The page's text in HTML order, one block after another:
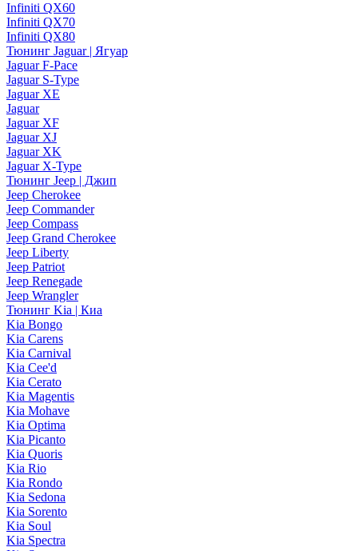
Infiniti QX60
Infiniti QX70
Infiniti QX80
Тюнинг Jaguar | Ягуар
Jaguar F-Pace
Jaguar S-Type
Jaguar XE
Jaguar
Jaguar XF
Jaguar XJ
Jaguar XK
Jaguar X-Type
Тюнинг Jeep | Джип
Jeep Cherokee
Jeep Commander
Jeep Compass
Jeep Grand Cherokee
Jeep Liberty
Jeep Patriot
Jeep Renegade
Jeep Wrangler
Тюнинг Kia | Киа
Kia Bongo
Kia Carens
Kia Carnival
Kia Cee'd
Kia Cerato
Kia Magentis
Kia Mohave
Kia Optima
Kia Picanto
Kia Quoris
Kia Rio
Kia Rondo
Kia Sedona
Kia Sorento
Kia Soul
Kia Spectra